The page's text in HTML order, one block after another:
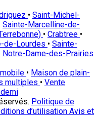
• Saint-Michel-
Sainte-Marcelline-de-
• Crabtree •
de-Lourdes • Sainte-
Notre-Dame-des-Prairies
• Maison de plain-
multiples • Vente
Politique de
d’utilisation Avis et